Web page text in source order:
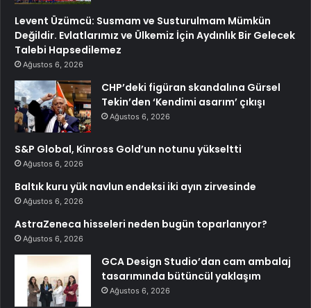
Levent Üzümcü: Susmam ve Susturulmam Mümkün
Değildir. Evlatlarımız ve Ülkemiz İçin Aydınlık Bir Gelecek
Talebi Hapsedilemez
Ağustos 6, 2026
CHP’deki figüran skandalına Gürsel
Tekin’den ‘Kendimi asarım’ çıkışı
Ağustos 6, 2026
S&P Global, Kinross Gold’un notunu yükseltti
Ağustos 6, 2026
Baltık kuru yük navlun endeksi iki ayın zirvesinde
Ağustos 6, 2026
AstraZeneca hisseleri neden bugün toparlanıyor?
Ağustos 6, 2026
GCA Design Studio’dan cam ambalaj
tasarımında bütüncül yaklaşım
Ağustos 6, 2026